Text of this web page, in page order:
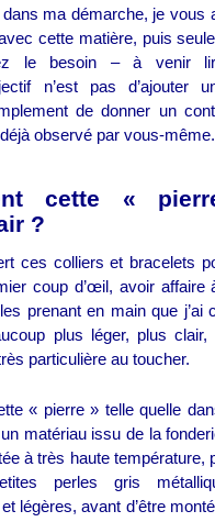
ma démarche, je vous
cette matière, puis
le besoin – à venir
n’est pas d’ajouter
de donner un
observé par vous-même.
cette «
?
ces colliers et bracelets
coup d’œil, avoir affaire
prenant en main que j’ai
plus léger, plus clair,
particulière au toucher.
« pierre » telle quelle
matériau issu de la
à très haute température,
perles gris
légères, avant d’être